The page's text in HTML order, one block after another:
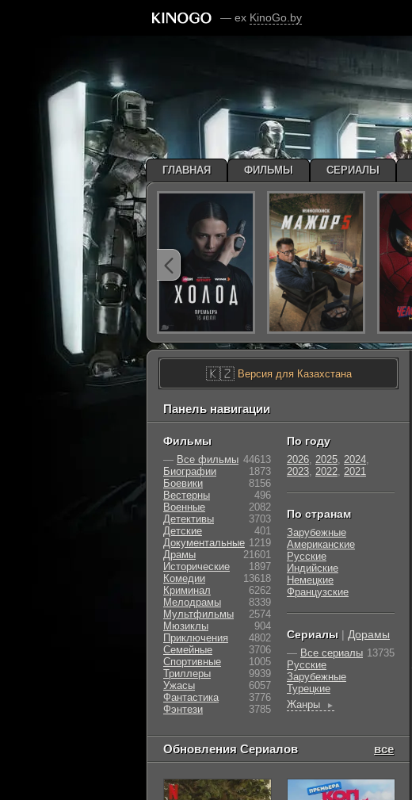
— ex KinoGo.by
🇰🇿Версия для Казахстана
Панель навигации
Фильмы
— Все фильмы 44613
Биографии
1873
Боевики
8156
Вестерны
496
Военные
2082
Детективы
3703
Детские
401
Документальные 1219
Драмы
21601
Исторические
1897
Комедии
13618
Криминал
6262
Мелодрамы
8339
Мультфильмы
2574
Мюзиклы
904
Приключения
4802
Семейные
3706
Cпортивные
1005
Триллеры
9939
Ужасы
6057
Фантастика
3776
Фэнтези
3785
По году
2026, 2025, 2024,
2023, 2022, 2021
По странам
Зарубежные
Американские
Русские
Индийские
Немецкие
Французские
Сериалы | Дорамы
— Все сериалы 13735
Русские
Зарубежные
Турецкие
Жанры
►
Обновления Сериалов все
ГЛАВНАЯ ФИЛЬМЫ СЕРИАЛЫ